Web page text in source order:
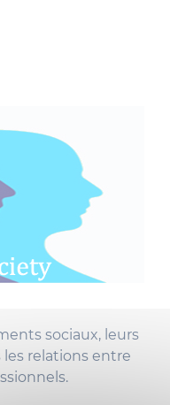
sociaux, leurs
relations entre